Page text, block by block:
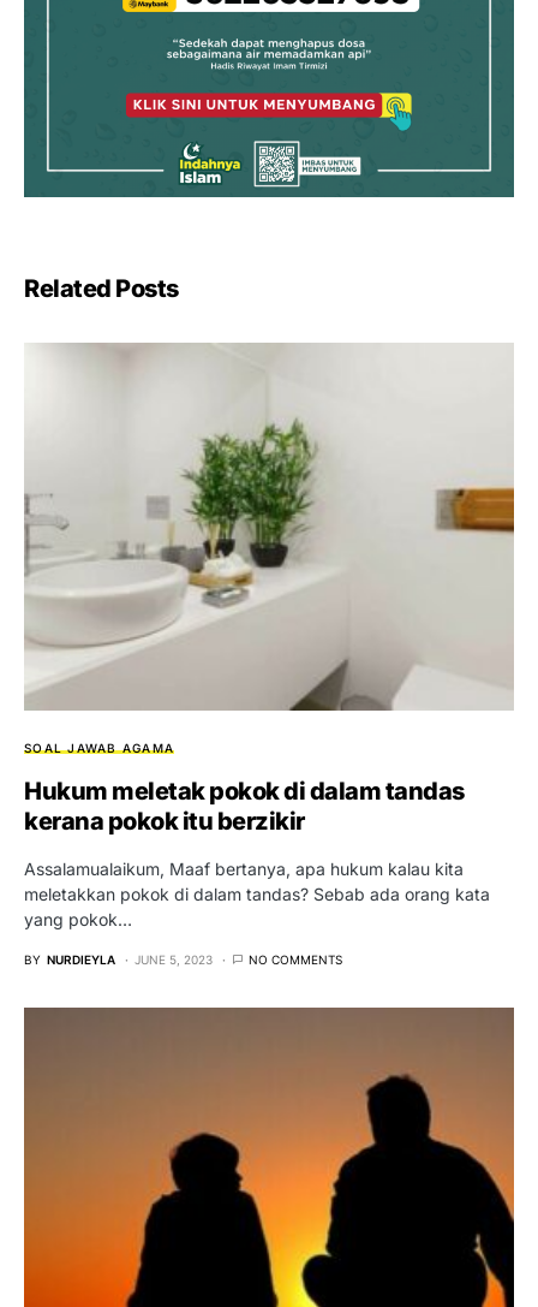
Related Posts
SOAL JAWAB AGAMA
Hukum meletak pokok di dalam tandas
kerana pokok itu berzikir
Assalamualaikum, Maaf bertanya, apa hukum kalau kita
meletakkan pokok di dalam tandas? Sebab ada orang kata
yang pokok…
BY NURDIEYLA JUNE 5, 2023 NO COMMENTS